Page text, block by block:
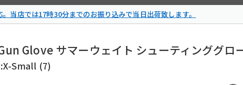
当店では17時30分までのお振り込みで当日出荷致します。
Glove サマーウェイト シューティンググロ
Small (7)